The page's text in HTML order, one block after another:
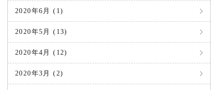
2020年6月 (1)
2020年5月 (13)
2020年4月 (12)
2020年3月 (2)